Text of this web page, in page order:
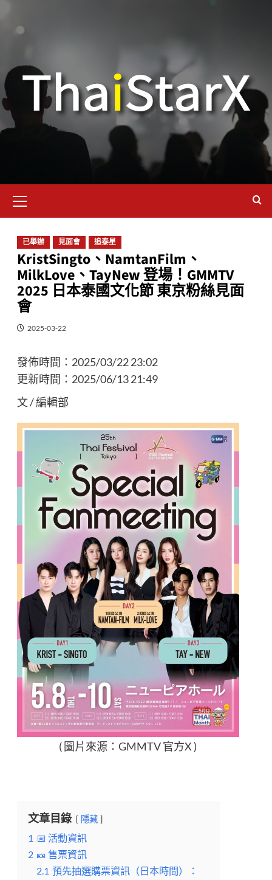
已舉辦 見面會 追泰星
KristSingto、NamtanFilm、
MilkLove、TayNew 登場！GMMTV
2025 日本泰國文化節 東京粉絲見面
會
2025-03-22
發佈時間： 2025/03/22 23:02
更新時間： 2025/06/13 21:49
文 / 編輯部
( 圖片來源：GMMTV 官方X )
文章目錄 隱藏
1 📅 活動資訊
2 🎫 售票資訊
2.1 預先抽選購票資訊（日本時間）：